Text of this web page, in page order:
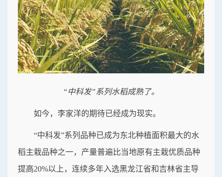
“中科发”系列水稻成熟了。
如今，李家洋的期待已经成为现实。
“中科发”系列品种已成为东北种植面积最大的水
稻主栽品种之一，产量普遍比当地原有主栽优质品种
提高20%以上，连续多年入选黑龙江省和吉林省主导